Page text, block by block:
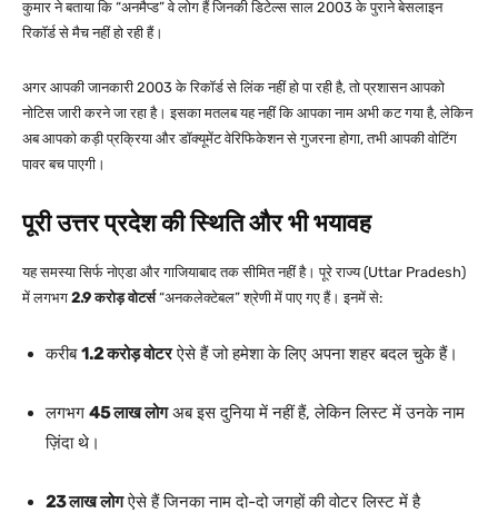
कुमार ने बताया कि “अनमैप्ड” वे लोग हैं जिनकी डिटेल्स साल 2003 के पुराने बेसलाइन
रिकॉर्ड से मैच नहीं हो रही हैं।
अगर आपकी जानकारी 2003 के रिकॉर्ड से लिंक नहीं हो पा रही है, तो प्रशासन आपको
नोटिस जारी करने जा रहा है। इसका मतलब यह नहीं कि आपका नाम अभी कट गया है, लेकिन
अब आपको कड़ी प्रक्रिया और डॉक्यूमेंट वेरिफिकेशन से गुजरना होगा, तभी आपकी वोटिंग
पावर बच पाएगी।
पूरी उत्तर प्रदेश की स्थिति और भी भयावह
यह समस्या सिर्फ नोएडा और गाजियाबाद तक सीमित नहीं है। पूरे राज्य (Uttar Pradesh)
में लगभग 2.9 करोड़ वोटर्स“अनकलेक्टेबल” श्रेणी में पाए गए हैं। इनमें से:
करीब1.2 करोड़ वोटरऐसे हैं जो हमेशा के लिए अपना शहर बदल चुके हैं।
लगभग 45 लाख लोगअब इस दुनिया में नहीं हैं, लेकिन लिस्ट में उनके नाम
ज़िंदा थे।
23 लाख लोगऐसे हैं जिनका नाम दो-दो जगहों की वोटर लिस्ट में है